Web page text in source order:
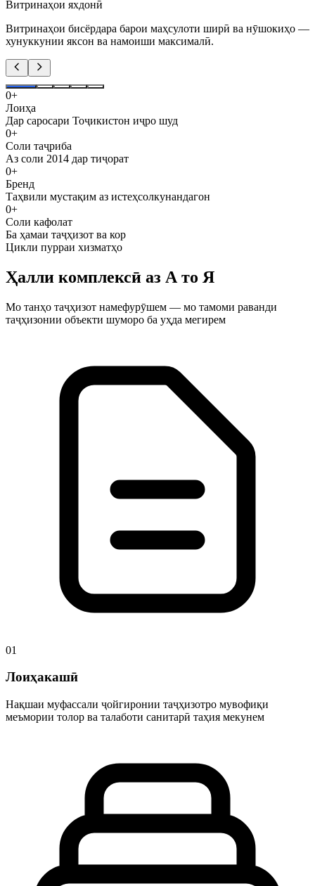
Витринаҳои яхдонӣ
Витринаҳои бисёрдара барои маҳсулоти ширӣ ва нӯшокиҳо —
хунуккунии яксон ва намоиши максималӣ.
0+
Лоиҳа
Дар саросари Тоҷикистон иҷро шуд
0+
Соли таҷриба
Аз соли 2014 дар тиҷорат
0+
Бренд
Таҳвили мустақим аз истеҳсолкунандагон
0+
Соли кафолат
Ба ҳамаи таҷҳизот ва кор
Цикли пурраи хизматҳо
Ҳалли комплексӣ аз А то Я
Мо танҳо таҷҳизот намефурӯшем — мо тамоми раванди
таҷҳизонии объекти шуморо ба уҳда мегирем
01
Лоиҳакашӣ
Нақшаи муфассали ҷойгиронии таҷҳизотро мувофиқи
меъмории толор ва талаботи санитарӣ таҳия мекунем